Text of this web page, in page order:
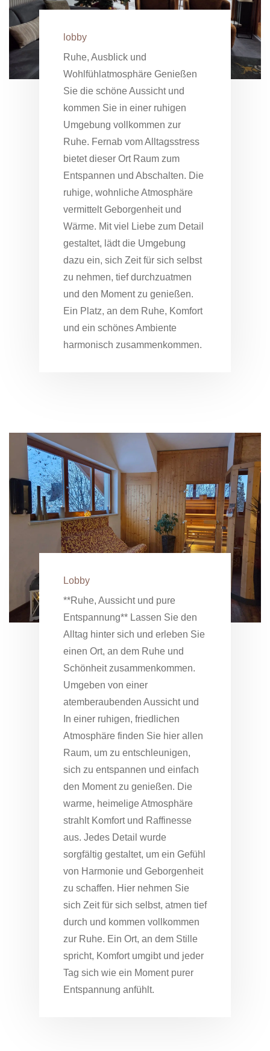
lobby
Ruhe, Ausblick und
Wohlfühlatmosphäre Genießen
Sie die schöne Aussicht und
kommen Sie in einer ruhigen
Umgebung vollkommen zur
Ruhe. Fernab vom Alltagsstress
bietet dieser Ort Raum zum
Entspannen und Abschalten. Die
ruhige, wohnliche Atmosphäre
vermittelt Geborgenheit und
Wärme. Mit viel Liebe zum Detail
gestaltet, lädt die Umgebung
dazu ein, sich Zeit für sich selbst
zu nehmen, tief durchzuatmen
und den Moment zu genießen.
Ein Platz, an dem Ruhe, Komfort
und ein schönes Ambiente
harmonisch zusammenkommen.
Lobby
**Ruhe, Aussicht und pure
Entspannung** Lassen Sie den
Alltag hinter sich und erleben Sie
einen Ort, an dem Ruhe und
Schönheit zusammenkommen.
Umgeben von einer
atemberaubenden Aussicht und
In einer ruhigen, friedlichen
Atmosphäre finden Sie hier allen
Raum, um zu entschleunigen,
sich zu entspannen und einfach
den Moment zu genießen. Die
warme, heimelige Atmosphäre
strahlt Komfort und Raffinesse
aus. Jedes Detail wurde
sorgfältig gestaltet, um ein Gefühl
von Harmonie und Geborgenheit
zu schaffen. Hier nehmen Sie
sich Zeit für sich selbst, atmen tief
durch und kommen vollkommen
zur Ruhe. Ein Ort, an dem Stille
spricht, Komfort umgibt und jeder
Tag sich wie ein Moment purer
Entspannung anfühlt.